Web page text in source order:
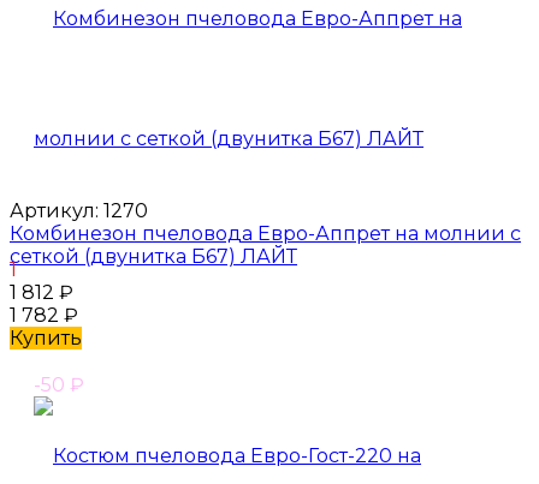
Артикул: 1270
Комбинезон пчеловода Евро-Аппрет на молнии с
сеткой (двунитка Б67) ЛАЙТ
1
1 812 ₽
1 782 ₽
Купить
-50 ₽